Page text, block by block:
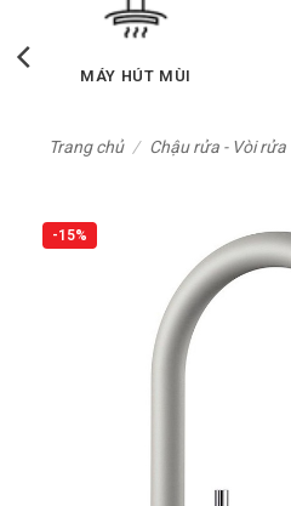
LÒ VI SÓNG
Trang chủ / Chậu rửa - Vòi rửa
-15%